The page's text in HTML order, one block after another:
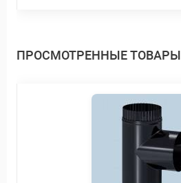
ПРОСМОТРЕННЫЕ ТОВАРЫ